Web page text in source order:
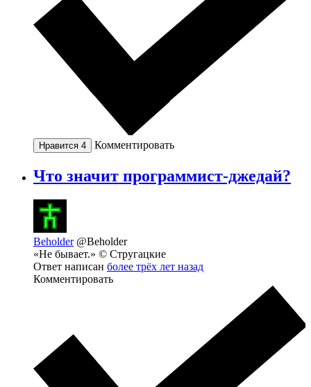
Нравится 4 Комментировать
Что значит программист-джедай?
Beholder @Beholder
«Не бывает.» © Стругацкие
Ответ написан более трёх лет назад
Комментировать